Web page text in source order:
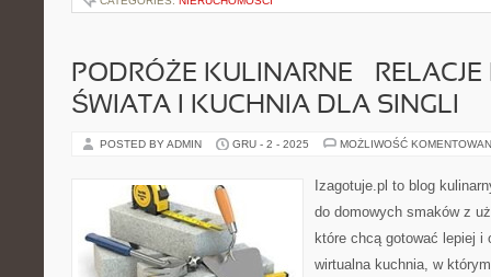
PODRÓŻE KULINARNE –
ŚWIATA I KUCHNIA DLA SINGLI
POSTED BY ADMIN GRU - 2 - 2025 MOŻLIWOŚĆ
Izagotuje.pl to blog
do domowych smaków z
które chcą gotować lepiej i
wirtualna kuchnia, w